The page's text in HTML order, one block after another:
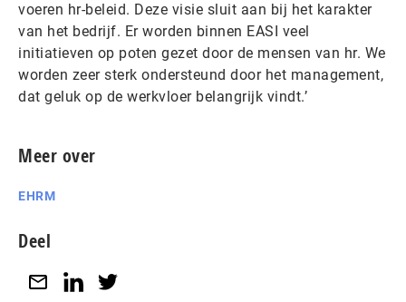
voeren hr-beleid. Deze visie sluit aan bij het karakter
van het bedrijf. Er worden binnen EASI veel
initiatieven op poten gezet door de mensen van hr. We
worden zeer sterk ondersteund door het management,
dat geluk op de werkvloer belangrijk vindt.’
Meer over
EHRM
Deel